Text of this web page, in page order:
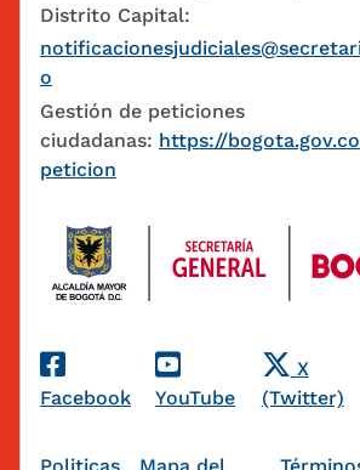
Distrito Capital:
o
Gestión de peticiones
ciudadanas: https://
peticion
Redes Sociales
Facebook YouTube
X
(Twitter)
Politicas Mapa del